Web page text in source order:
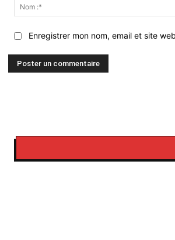
Enregistrer mon nom, email et site